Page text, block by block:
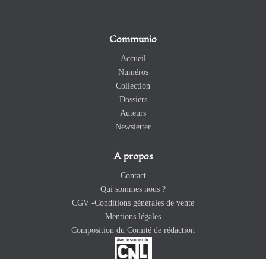
Communio
Accueil
Numéros
Collection
Dossiers
Auteurs
Newsletter
A propos
Contact
Qui sommes nous ?
CGV -Conditions générales de vente
Mentions légales
Composition du Comité de rédaction